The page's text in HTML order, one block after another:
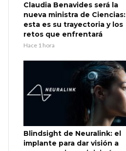
Claudia Benavides será la
nueva ministra de Ciencias:
esta es su trayectoria y los
retos que enfrentará
Hace 1 hora
Blindsight de Neuralink: el
implante para dar visión a